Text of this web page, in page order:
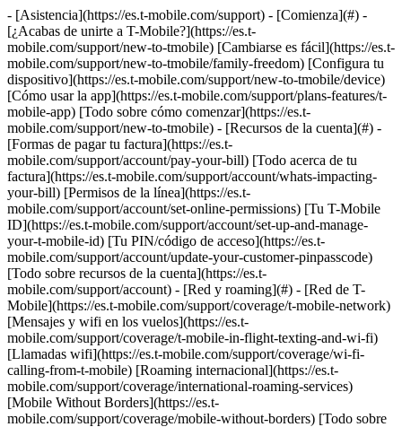
- [Asistencia](https://es.t-mobile.com/support) - [Comienza](#) -
[¿Acabas de unirte a T-Mobile?](https://es.t-
mobile.com/support/new-to-tmobile) [Cambiarse es fácil](https://es.t-
mobile.com/support/new-to-tmobile/family-freedom) [Configura tu
dispositivo](https://es.t-mobile.com/support/new-to-tmobile/device)
[Cómo usar la app](https://es.t-mobile.com/support/plans-features/t-
mobile-app) [Todo sobre cómo comenzar](https://es.t-
mobile.com/support/new-to-tmobile) - [Recursos de la cuenta](#) -
[Formas de pagar tu factura](https://es.t-
mobile.com/support/account/pay-your-bill) [Todo acerca de tu
factura](https://es.t-mobile.com/support/account/whats-impacting-
your-bill) [Permisos de la línea](https://es.t-
mobile.com/support/account/set-online-permissions) [Tu T-Mobile
ID](https://es.t-mobile.com/support/account/set-up-and-manage-
your-t-mobile-id) [Tu PIN/código de acceso](https://es.t-
mobile.com/support/account/update-your-customer-pinpasscode)
[Todo sobre recursos de la cuenta](https://es.t-
mobile.com/support/account) - [Red y roaming](#) - [Red de T-
Mobile](https://es.t-mobile.com/support/coverage/t-mobile-network)
[Mensajes y wifi en los vuelos](https://es.t-
mobile.com/support/coverage/t-mobile-in-flight-texting-and-wi-fi)
[Llamadas wifi](https://es.t-mobile.com/support/coverage/wi-fi-
calling-from-t-mobile) [Roaming internacional](https://es.t-
mobile.com/support/coverage/international-roaming-services)
[Mobile Without Borders](https://es.t-
mobile.com/support/coverage/mobile-without-borders) [Todo sobre